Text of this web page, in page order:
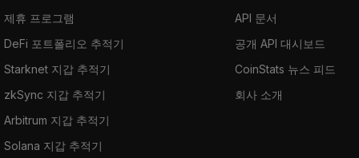
제휴 프로그램
DeFi 포트폴리오 추적기
Starknet 지갑 추적기
zkSync 지갑 추적기
Arbitrum 지갑 추적기
Solana 지갑 추적기
API 문서
공개 API 대시보드
CoinStats 뉴스 피드
회사 소개